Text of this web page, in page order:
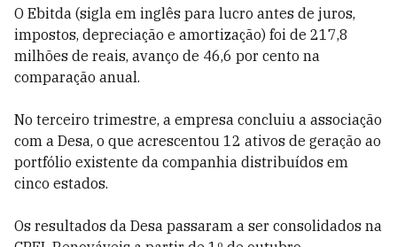
O Ebitda (sigla em inglês para lucro antes de juros,
impostos, depreciação e amortização) foi de 217,8
milhões de reais, avanço de 46,6 por cento na
comparação anual.
No terceiro trimestre, a empresa concluiu a associação
com a Desa, o que acrescentou 12 ativos de geração ao
portfólio existente da companhia distribuídos em
cinco estados.
Os resultados da Desa passaram a ser consolidados na